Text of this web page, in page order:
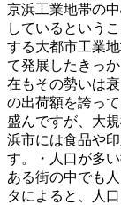
京浜工業地帯の
しているという
する大都市工業
て発展したきっ
在もその勢いは
の出荷額を誇っ
盛んですが、大
浜市には食品や
す。・人口が多
ある街の中でも
タによると、人